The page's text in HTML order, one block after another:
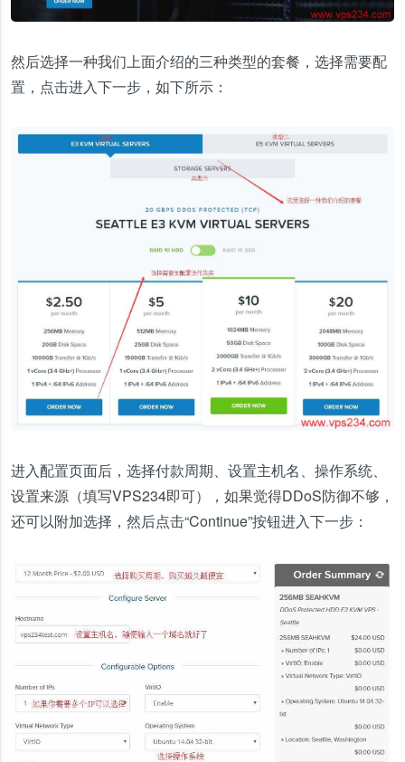
然后选择一种我们上面介绍的三种类型的套餐，选择需要配
置，点击进入下一步，如下所示：
进入配置页面后，选择付款周期、设置主机名、操作系统、
设置来源（填写VPS234即可），如果觉得DDoS防御不够，
还可以附加选择，然后点击“Continue”按钮进入下一步：